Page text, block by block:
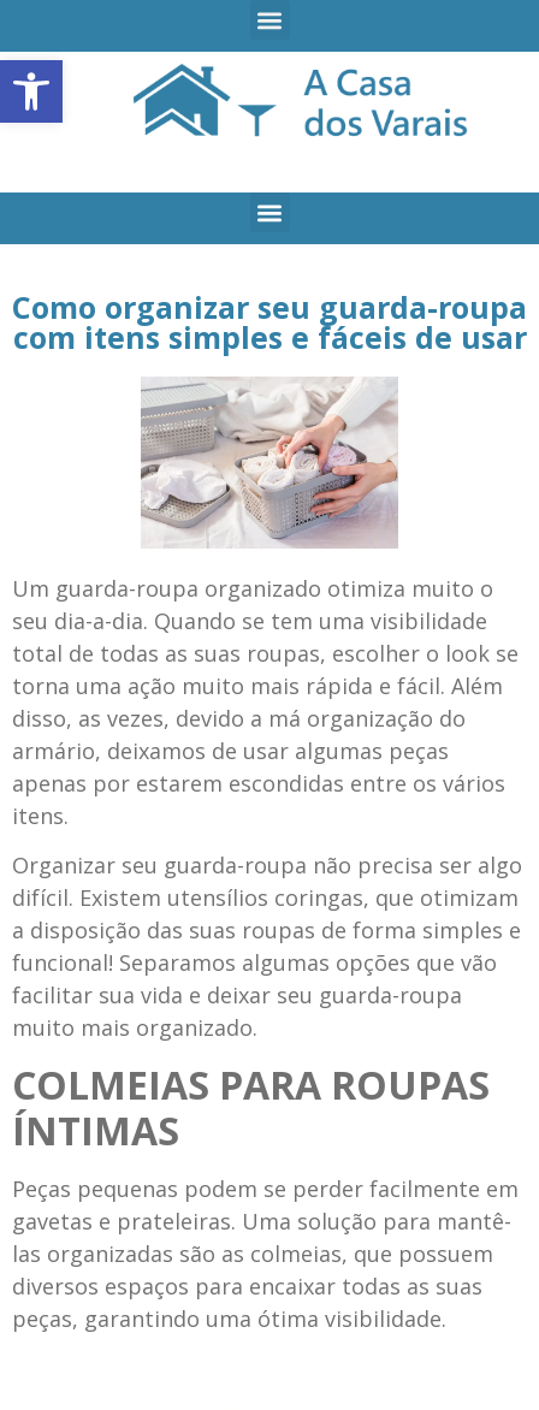
Open toolbar
Como organizar seu guarda-roupa
com itens simples e fáceis de usar
Um guarda-roupa organizado otimiza muito o
seu dia-a-dia. Quando se tem uma visibilidade
total de todas as suas roupas, escolher o look se
torna uma ação muito mais rápida e fácil. Além
disso, as vezes, devido a má organização do
armário, deixamos de usar algumas peças
apenas por estarem escondidas entre os vários
itens.
Organizar seu guarda-roupa não precisa ser algo
difícil. Existem utensílios coringas, que otimizam
a disposição das suas roupas de forma simples e
funcional! Separamos algumas opções que vão
facilitar sua vida e deixar seu guarda-roupa
muito mais organizado.
COLMEIAS PARA ROUPAS
ÍNTIMAS
Peças pequenas podem se perder facilmente em
gavetas e prateleiras. Uma solução para mantê-
las organizadas são as colmeias, que possuem
diversos espaços para encaixar todas as suas
peças, garantindo uma ótima visibilidade.